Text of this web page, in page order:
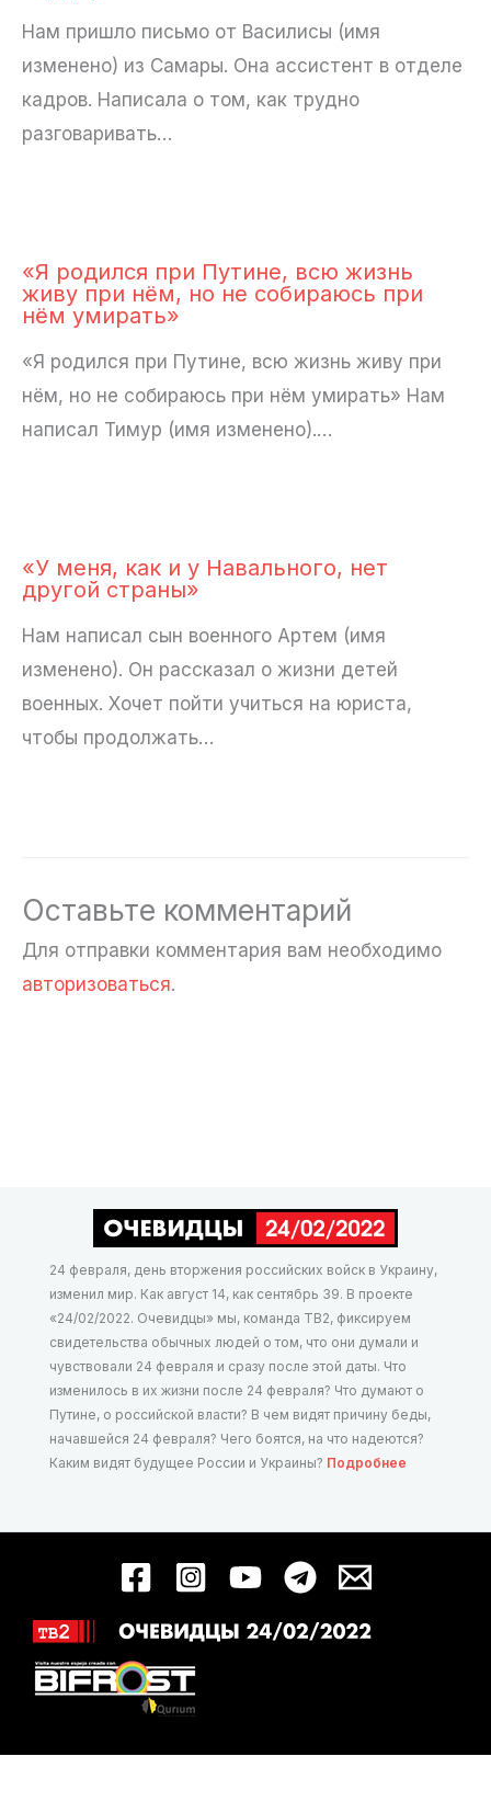
Нам пришло письмо от Василисы (имя
изменено) из Самары. Она ассистент в отделе
кадров. Написала о том, как трудно
разговаривать…
«Я родился при Путине, всю жизнь
живу при нём, но не собираюсь при
нём умирать»
«Я родился при Путине, всю жизнь живу при
нём, но не собираюсь при нём умирать» Нам
написал Тимур (имя изменено).…
«У меня, как и у Навального, нет
другой страны»
Нам написал сын военного Артем (имя
изменено). Он рассказал о жизни детей
военных. Хочет пойти учиться на юриста,
чтобы продолжать…
Оставьте комментарий
Для отправки комментария вам необходимо
авторизоваться.
24 февраля, день вторжения российских войск в Украину,
изменил мир. Как август 14, как сентябрь 39. В проекте
«24/02/2022. Очевидцы» мы, команда ТВ2, фиксируем
свидетельства обычных людей о том, что они думали и
чувствовали 24 февраля и сразу после этой даты. Что
изменилось в их жизни после 24 февраля? Что думают о
Путине, о российской власти? В чем видят причину беды,
начавшейся 24 февраля? Чего боятся, на что надеются?
Каким видят будущее России и Украины? Подробнее